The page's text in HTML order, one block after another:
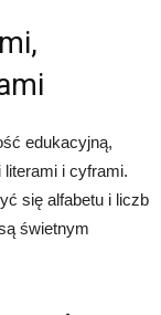
edukacyjną,
i cyframi.
się alfabetu i liczb
świetnym